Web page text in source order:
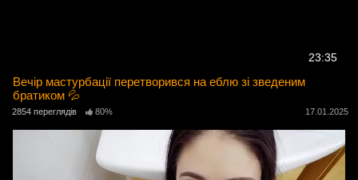
23:35
Вечір мастурбації перетворився на еблю зі зведеним
братиком 💦
2854 переглядів 80% 17.01.2025